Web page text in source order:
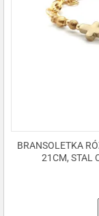
BRANSOLETKA
21CM, STAL